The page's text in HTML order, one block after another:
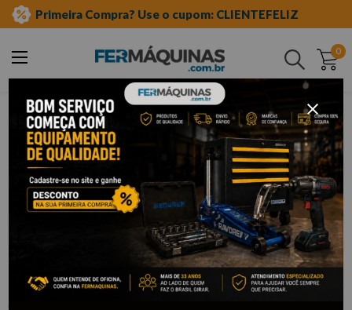
Primeira Compra? Use o cupom: CLIENTEFELIZ
0
Buscar
ferramentas manuais
chave de fenda e phillips
Chave de Fenda 1/8" x 6" - EDA